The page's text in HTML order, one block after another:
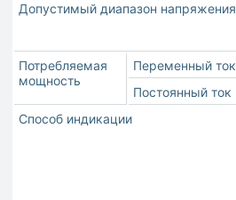
Допустимый диапазон напряжения
Потребляемая
мощность
Переменный ток
Постоянный ток
Способ индикации